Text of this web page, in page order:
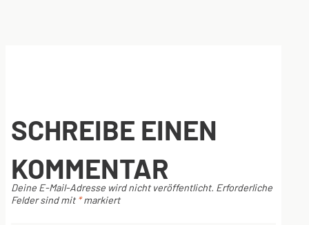
SCHREIBE EINEN
KOMMENTAR
Deine E-Mail-Adresse wird nicht veröffentlicht. Erforderliche
Felder sind mit *markiert